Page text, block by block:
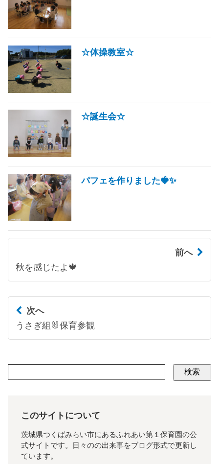
☆体操教室☆
☆誕生会☆
パフェを作りました🍓✨
前へ
秋を感じたよ🍁
次へ
うさぎ組🐰保育参観
検索
このサイトについて
茨城県つくばみらい市にあるふれあい第１保育園の公
式サイトです。日々のの出来事をブログ形式で更新し
ています。